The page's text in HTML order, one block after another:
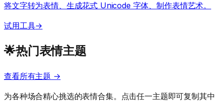
将文字转为表情、生成花式 Unicode 字体、制作表情艺术。
试用工具→
🌟热门表情主题
查看所有主题 →
为各种场合精心挑选的表情合集。点击任一主题即可复制其中